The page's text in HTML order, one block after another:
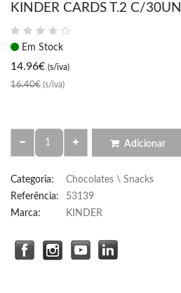
KINDER CARDS T.2 C/
Em Stock
14.96€ (s/iva)
16.40€ (s/iva)
Adicionar
Categoria:
Chocolates \ Snacks
Referência:
53139
Marca:
KINDER